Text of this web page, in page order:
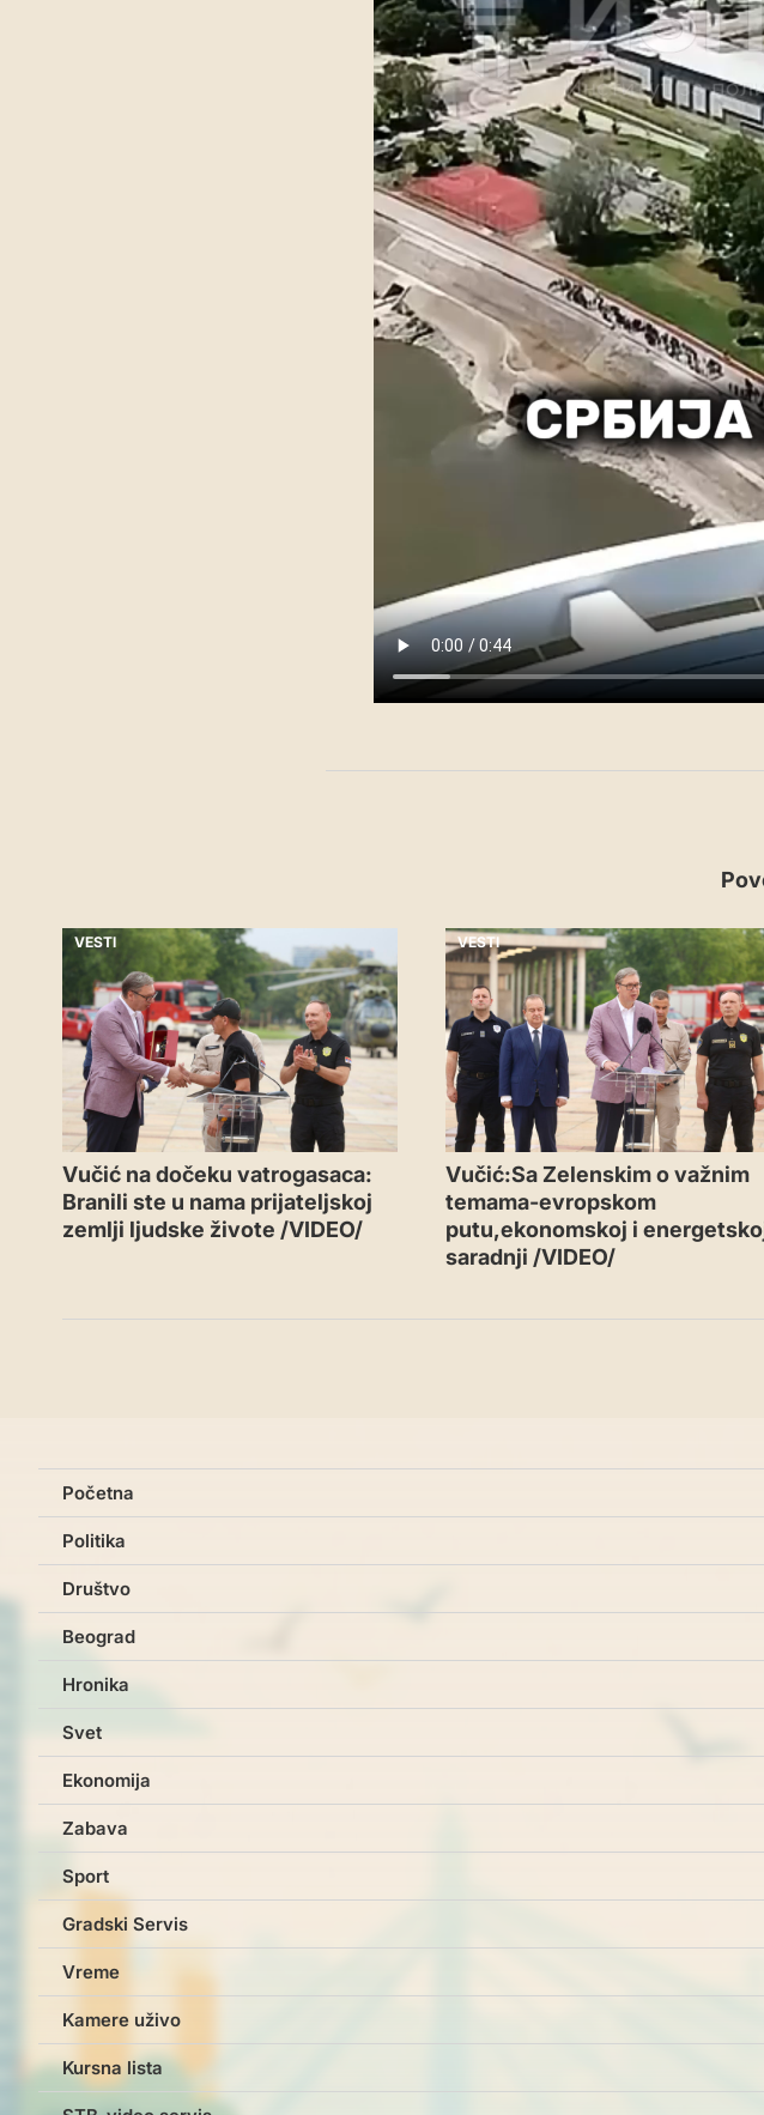
VESTI
Vučić na dočeku vatrogasaca:
Branili ste u nama prijateljskoj
zemlji ljudske živote /VIDEO/
VESTI
Vučić:Sa Zelenskim o važnim
temama-evropskom
putu,ekonomskoj i
saradnji /VIDEO/
Početna
Politika
Društvo
Beograd
Hronika
Svet
Ekonomija
Zabava
Sport
Gradski Servis
Vreme
Kamere uživo
Kursna lista